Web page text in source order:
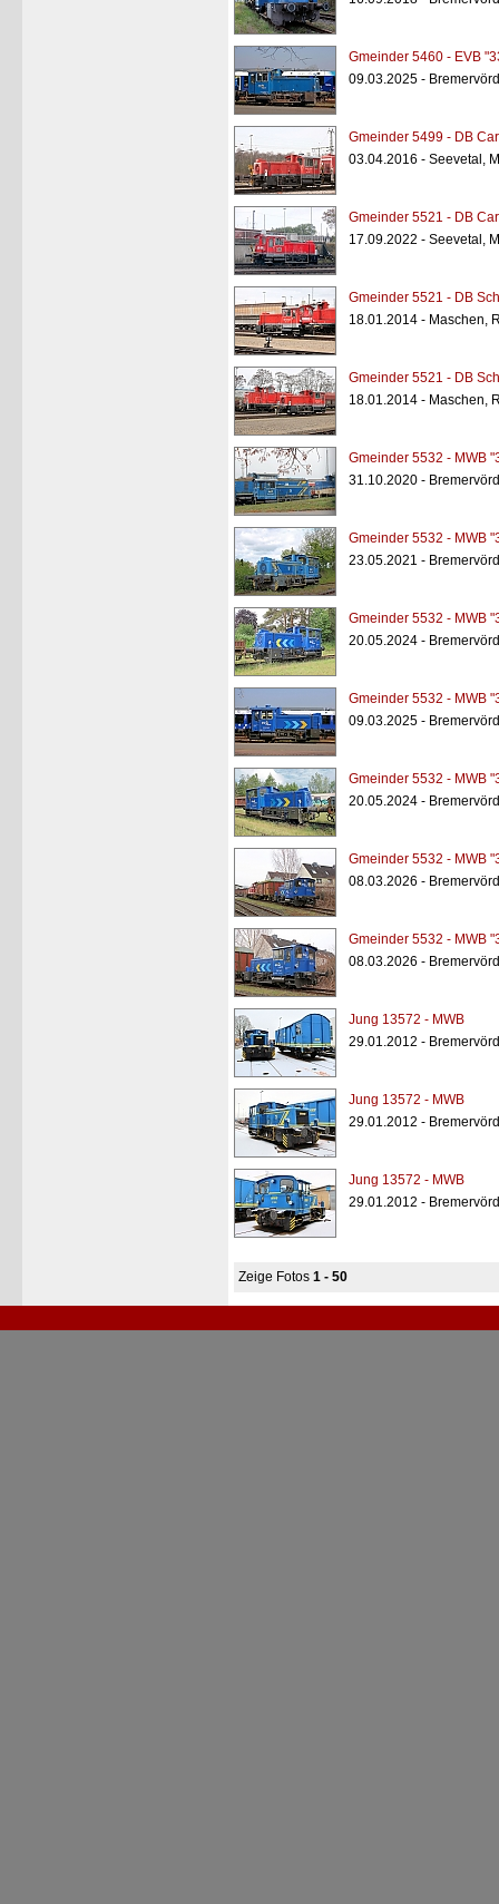
Gmeinder 5460 - EVB
09.03.2025 -
Gmeinder 5499 - DB
03.04.2016 - Seevetal,
Gmeinder 5521 - DB
17.09.2022 - Seevetal,
Gmeinder 5521 - DB
18.01.2014 - Maschen,
Gmeinder 5521 - DB
18.01.2014 - Maschen,
Gmeinder 5532 - MWB
31.10.2020 -
Gmeinder 5532 - MWB
23.05.2021 -
Gmeinder 5532 - MWB
20.05.2024 -
Gmeinder 5532 - MWB
09.03.2025 -
Gmeinder 5532 - MWB
20.05.2024 -
Gmeinder 5532 - MWB
08.03.2026 -
Gmeinder 5532 - MWB
08.03.2026 -
Jung 13572 - MWB
29.01.2012 -
Jung 13572 - MWB
29.01.2012 -
Jung 13572 - MWB
29.01.2012 -
Zeige Fotos 1 - 50